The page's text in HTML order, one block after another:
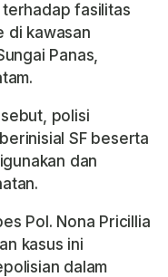
fasilitas
di kawasan
Panas,
polisi
SF beserta
dan
Pol. Nona Pricillia
kasus ini
dalam